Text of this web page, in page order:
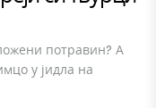
потравин? А
у јидла на